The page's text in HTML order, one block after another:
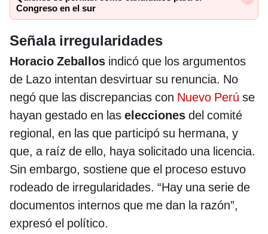
Congreso en el sur
Señala irregularidades
Horacio Zeballos indicó que los argumentos
de Lazo intentan desvirtuar su renuncia. No
negó que las discrepancias con Nuevo Perú se
hayan gestado en las elecciones del comité
regional, en las que participó su hermana, y
que, a raíz de ello, haya solicitado una licencia.
Sin embargo, sostiene que el proceso estuvo
rodeado de irregularidades. “Hay una serie de
documentos internos que me dan la razón”,
expresó el político.